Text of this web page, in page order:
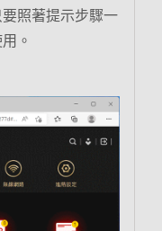
照著提示步驟一
。